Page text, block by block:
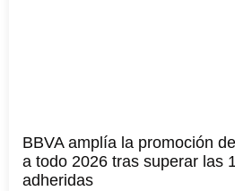
BBVA amplía la promoción
a todo 2026 tras superar las
adheridas